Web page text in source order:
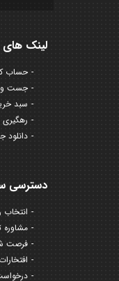
لینک های
حساب
جست و
سبد
دانلود
دسترسی
انتخاب
فرصت